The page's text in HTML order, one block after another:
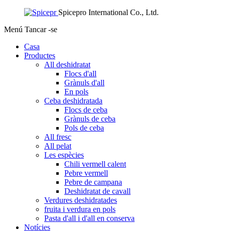
Spicepro International Co., Ltd.
Menú Tancar -se
Casa
Productes
All deshidratat
Flocs d'all
Grànuls d'all
En pols
Ceba deshidratada
Flocs de ceba
Grànuls de ceba
Pols de ceba
All fresc
All pelat
Les espècies
Chili vermell calent
Pebre vermell
Pebre de campana
Deshidratat de cavall
Verdures deshidratades
fruita i verdura en pols
Pasta d'all i d'all en conserva
Notícies